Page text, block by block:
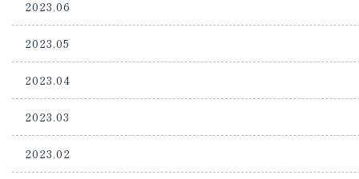
2023.06
2023.05
2023.04
2023.03
2023.02